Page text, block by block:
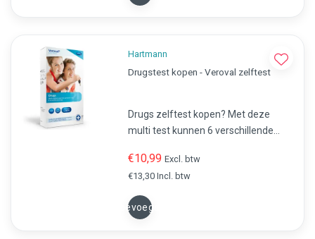
Hartmann
Drugstest kopen - Veroval zelftest
Drugs zelftest kopen? Met deze
multi test kunnen 6 verschillende
Amfetaminen, benzodiazepinen,
cocaïne, marihuana (THC),
methadon en Opiaten.
€10,99 Excl. btw
€13,30 Incl. btw
Toevoegen